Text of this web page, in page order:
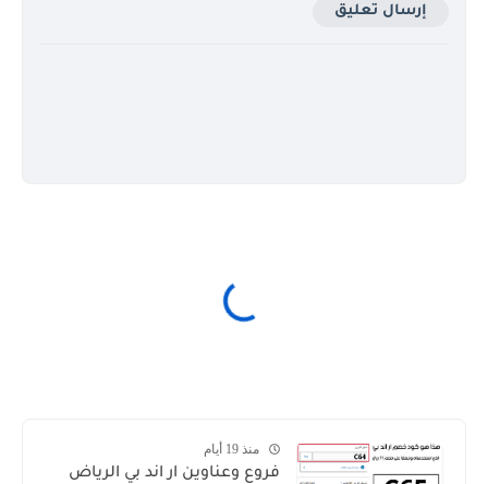
إرسال تعليق
منذ 19 أيام
فروع وعناوين ار اند بي الرياض